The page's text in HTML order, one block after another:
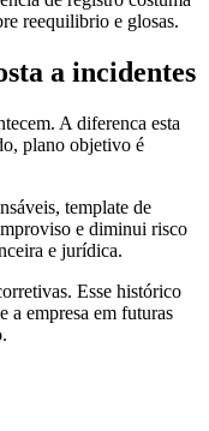
reequilibrio e glosas.
a incidentes
A diferenca esta
plano objetivo é
template de
e diminui risco
e jurídica.
Esse histórico
a empresa em futuras